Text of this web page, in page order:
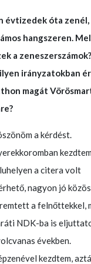
évtizedek óta zenél,
hangszeren.
a zeneszerszámok?
irányzatokban
magát
a kérdést.
kezdtem,
a citera volt
nagyon jó
a felnőttekkel,
NDK-ba is
években.
kezdtem,